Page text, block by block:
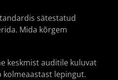
sätestatud
Mida kõrgem
keskmist auditile kuluvat
kolmeaastast lepingut.